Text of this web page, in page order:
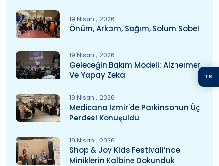
TR
19 Nisan 2026
Önüm, Arkam, Sağım, Solum Sobe!
19 Nisan 2026
Geleceğin Bakım Modeli: Alzheımer
Ve Yapay Zeka
19 Nisan 2026
Medicana İzmir'de Parkinsonun Üç
Perdesi Konuşuldu
19 Nisan 2026
Shop & Joy Kids Festivali’nde
Miniklerin Kalbine Dokunduk